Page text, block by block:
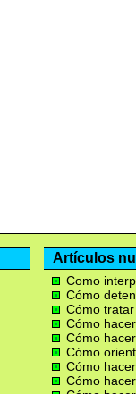
Artículos
Como
Cómo
Cómo
Cómo
Cómo
Cómo
Cómo
Cómo